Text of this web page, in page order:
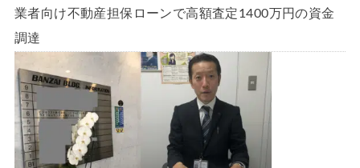
業者向け不動産担保ローンで高額査定1400万円の資金
調達